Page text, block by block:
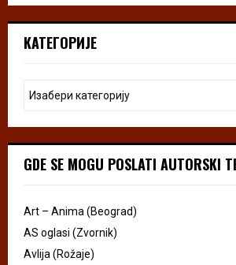
КАТЕГОРИЈЕ
GDE SE MOGU POSLATI AUTORSKI
Art – Anima (Beograd)
AS oglasi (Zvornik)
Avlija (Rožaje)